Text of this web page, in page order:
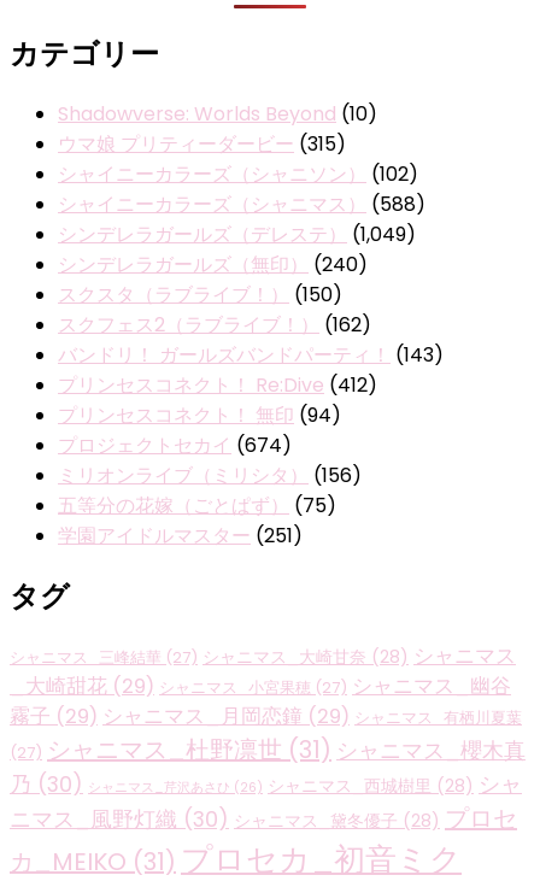
カテゴリー
Shadowverse: Worlds Beyond (10)
ウマ娘 プリティーダービー (315)
シャイニーカラーズ（シャニソン）
(102)
シャイニーカラーズ（シャニマス）
(588)
シンデレラガールズ（デレステ）
(1,049)
シンデレラガールズ（無印）
(240)
スクスタ（ラブライブ！）
(150)
スクフェス2（ラブライブ！）
(162)
バンドリ！ ガールズバンドパーティ！ (143)
プリンセスコネクト！ Re:Dive (412)
プリンセスコネクト！ 無印 (94)
プロジェクトセカイ (674)
ミリオンライブ（ミリシタ）
(156)
五等分の花嫁（ごとぱず）
(75)
学園アイドルマスター (251)
タグ
シャニマス_三峰結華 (27) シャニマス_大崎甘奈 (28) シャニマス
_大崎甜花 (29) シャニマス_小宮果穂 (27) シャニマス_幽谷
霧子 (29) シャニマス_月岡恋鐘 (29) シャニマス_有栖川夏葉
(27) シャニマス_杜野凛世 (31) シャニマス_櫻木真
乃 (30) シャニマス_芹沢あさひ (26) シャニマス_西城樹里 (28) シャ
ニマス_風野灯織 (30) シャニマス_黛冬優子 (28) プロセ
カ_MEIKO (31) プロセカ_初音ミク